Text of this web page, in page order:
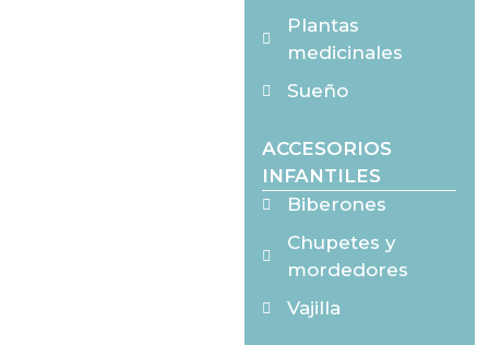
Plantas
medicinales
Sueño
ACCESORIOS
INFANTILES
Biberones
Chupetes y
mordedores
Vajilla